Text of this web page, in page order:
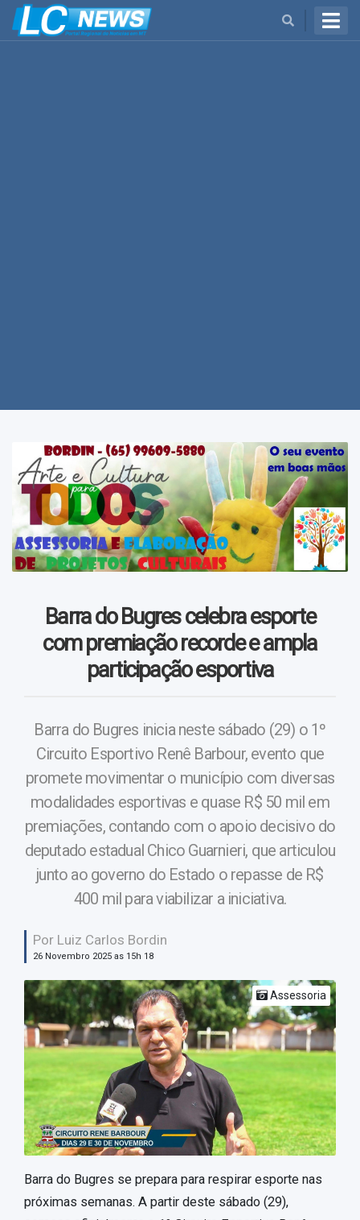
Regional
Variedades
Videos
Barra do Bugres celebra esporte
com premiação recorde e ampla
participação esportiva
Barra do Bugres inicia neste sábado (29) o 1º
Circuito Esportivo Renê Barbour, evento que
promete movimentar o município com diversas
modalidades esportivas e quase R$ 50 mil em
premiações, contando com o apoio decisivo do
deputado estadual Chico Guarnieri, que articulou
junto ao governo do Estado o repasse de R$
400 mil para viabilizar a iniciativa.
Por Luiz Carlos Bordin
26 Novembro 2025 as 15h 18
Assessoria
Barra do Bugres se prepara para respirar esporte nas
próximas semanas. A partir deste sábado (29),